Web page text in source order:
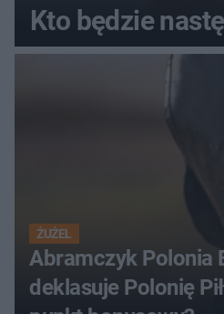
Kto będzie
ŻUŻEL
Abramczyk Polonia
deklasuje Polonię